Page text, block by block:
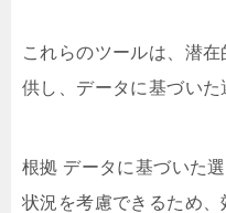
これらのツールは、潜
供し、データに基づいた
根拠 データに基づいた
状況を考慮できるため